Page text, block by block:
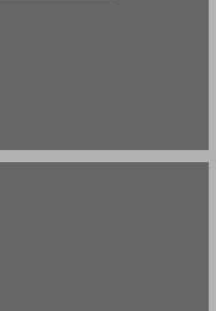
פרק ראשון המושגים "כוונה", "מטרה" ו"מניע" במשפט הפלילי הישראלי ... 19